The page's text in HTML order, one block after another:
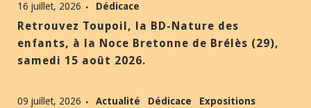
16 juillet, 2026 Dédicace
Retrouvez Toupoil, la BD-Nature des
enfants, à la Noce Bretonne de Brélès (29),
samedi 15 août 2026.
09 juillet, 2026 Actualité Dédicace Expositions